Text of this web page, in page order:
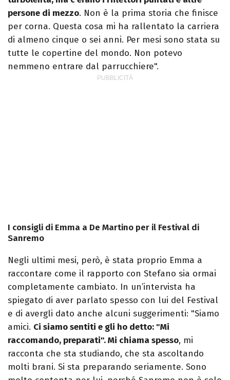
persone di mezzo. Non è la prima storia che finisce
per corna. Questa cosa mi ha rallentato la carriera
di almeno cinque o sei anni. Per mesi sono stata su
tutte le copertine del mondo. Non potevo
nemmeno entrare dal parrucchiere".
I consigli di Emma a De Martino per il Festival di
Sanremo
Negli ultimi mesi, però, è stata proprio Emma a
raccontare come il rapporto con Stefano sia ormai
completamente cambiato. In un’intervista ha
spiegato di aver parlato spesso con lui del Festival
e di avergli dato anche alcuni suggerimenti: "Siamo
amici. Ci siamo sentiti e gli ho detto: "Mi
raccomando, preparati". Mi chiama spesso, mi
racconta che sta studiando, che sta ascoltando
molti brani. Si sta preparando seriamente. Sono